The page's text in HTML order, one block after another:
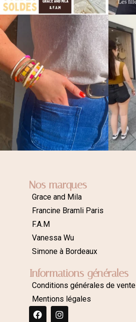
Nos marques
Grace and Mila
Francine Bramli Paris
F.A.M
Vanessa Wu
Simone à Bordeaux
Informations générales
Conditions générales de vente
Mentions légales